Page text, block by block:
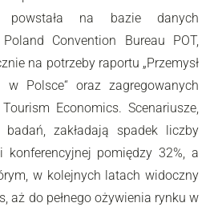
powstała na bazie danych
Convention Bureau POT,
na potrzeby raportu „Przemysł
Polsce“ oraz zagregowanych
Economics. Scenariusze,
zakładają spadek liczby
konferencyjnej pomiędzy 32%, a
w kolejnych latach widoczny
aż do pełnego ożywienia rynku w